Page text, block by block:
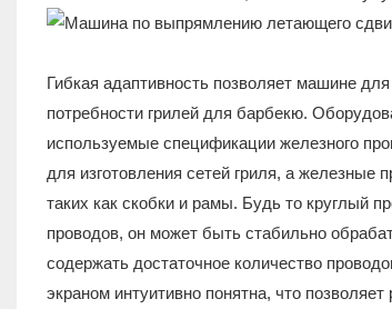
Гибкая адаптивность позволяет машине
потребности грилей для барбекю.
используемые спецификации железного
для изготовления сетей гриля, а
таких как скобки и рамы. Будь то круглый
проводов, он может быть стабильно
содержать достаточное количество
экраном интуитивно понятна, что